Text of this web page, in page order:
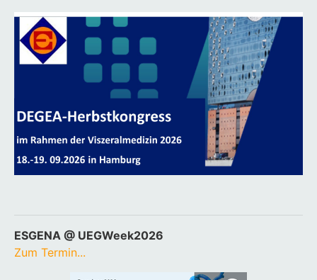
ESGENA @ UEGWeek2026
Zum Termin...